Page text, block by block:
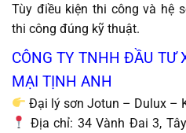
Tùy điều kiện thi công và hệ
thi công đúng kỹ thuật.
CÔNG TY TNHH ĐẦU TƯ
MẠI TỊNH ANH
Đại lý sơn Jotun – Dulux –
Địa chỉ: 34 Vành Đai 3,